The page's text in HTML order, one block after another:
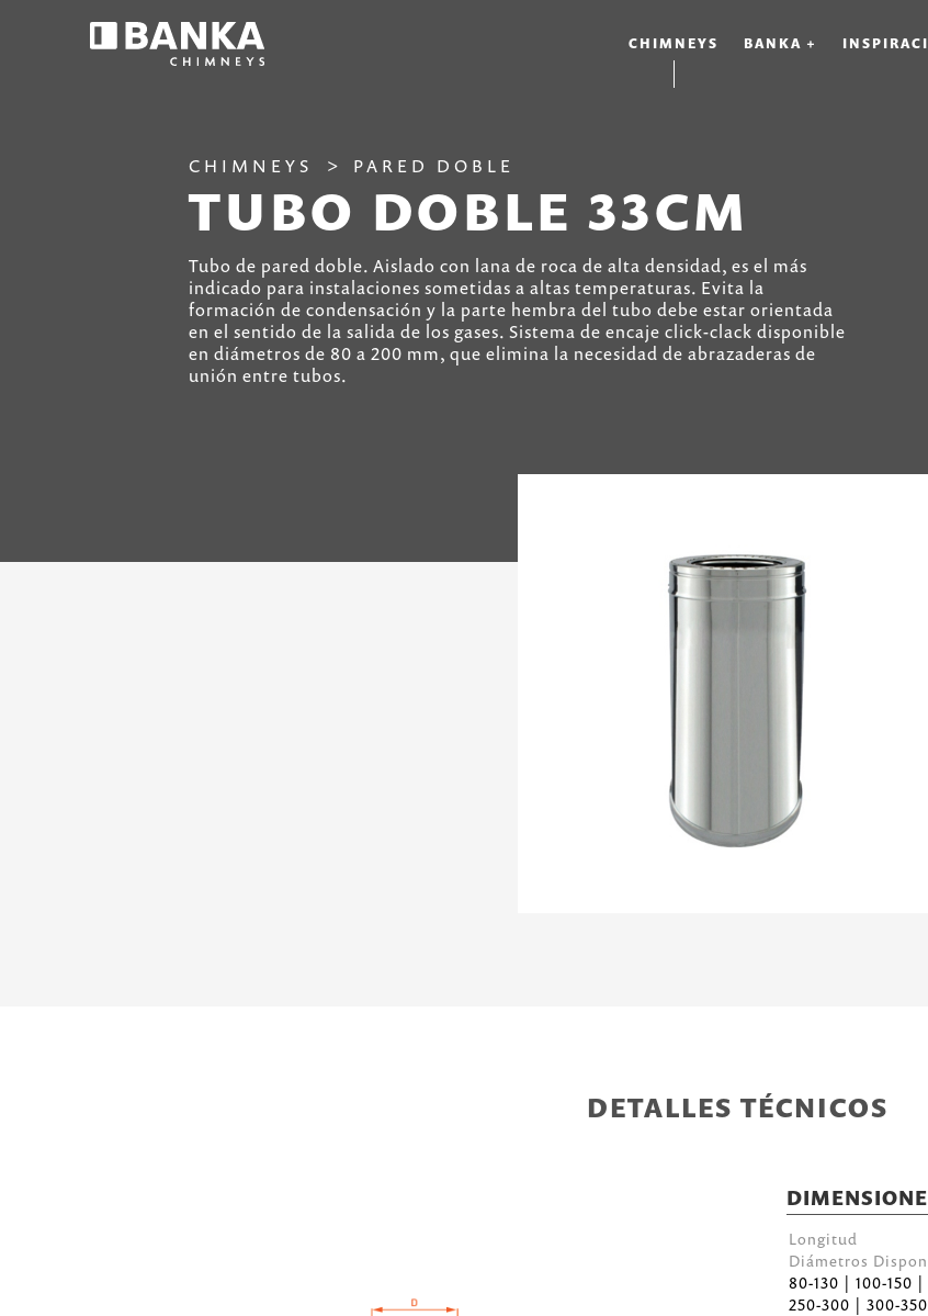
CHIMNEYS BANKA +
CHIMNEYS PARED DOBLE
TUBO DOBLE 33CM
Tubo de pared doble. Aislado con lana de roca de alta densidad, es el más
indicado para instalaciones sometidas a altas temperaturas. Evita la
formación de condensación y la parte hembra del tubo debe estar orientada
en el sentido de la salida de los gases. Sistema de encaje click-clack disponible
en diámetros de 80 a 200 mm, que elimina la necesidad de abrazaderas de
unión entre tubos.
DETALLES TÉCNICOS
Longitud
Diámetros
80-130 | 100-150
250-300 | 300-